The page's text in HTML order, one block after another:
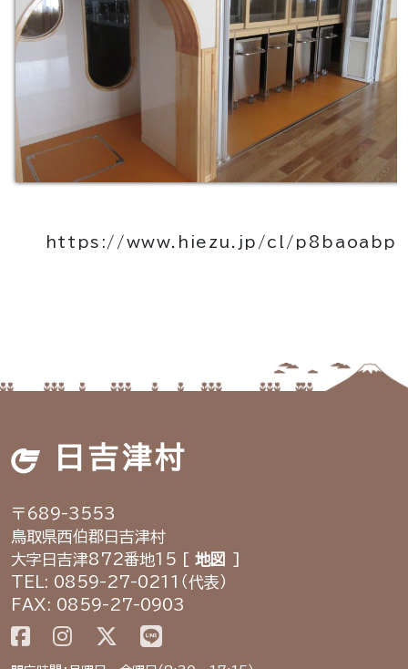
https://www.hiezu.jp/cl/p8baoabp
日吉津村
〒689-3553
鳥取県西伯郡日吉津村
大字日吉津872番地15 [ 地図
]
TEL: 0859-27-0211（代表）
FAX: 0859-27-0903